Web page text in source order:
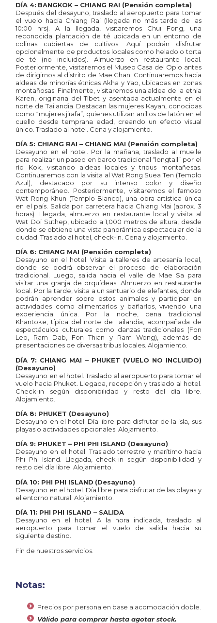
DÍA 4: BANGKOK – CHIANG RAI (Pensión completa)
Después del desayuno, traslado al aeropuerto para tomar
el vuelo hacia Chiang Rai (llegada no más tarde de las
10:00 hrs). A la llegada, visitaremos Chui Fong, una
reconocida plantación de té ubicada en un entorno de
colinas cubiertas de cultivos. Aquí podrán disfrutar
opcionalmente de productos locales como helado o torta
de té (no incluidos). Almuerzo en restaurante local.
Posteriormente, visitaremos el Museo Casa del Opio antes
de dirigirnos al distrito de Mae Chan. Continuaremos hacia
aldeas de minorías étnicas Akha y Yao, ubicadas en zonas
montañosas. Finalmente, visitaremos una aldea de la etnia
Karen, originaria del Tíbet y asentada actualmente en el
norte de Tailandia. Destacan las mujeres Kayan, conocidas
como “mujeres jirafa”, quienes utilizan anillos de latón en el
cuello desde temprana edad, creando un efecto visual
único. Traslado al hotel. Cena y alojamiento.
DÍA 5: CHIANG RAI – CHIANG MAI (Pensión completa)
Desayuno en el hotel. Por la mañana, traslado al muelle
para realizar un paseo en barco tradicional “longtail” por el
río Kok, visitando aldeas locales y tribus montañesas.
Continuaremos con la visita al Wat Rong Suea Ten (Templo
Azul), destacado por su intenso color y diseño
contemporáneo. Posteriormente, visitaremos el famoso
Wat Rong Khun (Templo Blanco), una obra artística única
en el país. Salida por carretera hacia Chiang Mai (aprox. 3
horas). Llegada, almuerzo en restaurante local y visita al
Wat Doi Suthep, ubicado a 1,000 metros de altura, desde
donde se obtiene una vista panorámica espectacular de la
ciudad. Traslado al hotel, check-in. Cena y alojamiento.
DÍA 6: CHIANG MAI (Pensión completa)
Desayuno en el hotel. Visita a talleres de artesanía local,
donde se podrá observar el proceso de elaboración
tradicional. Luego, salida hacia el valle de Mae Sa para
visitar una granja de orquídeas. Almuerzo en restaurante
local. Por la tarde, visita a un santuario de elefantes, donde
podrán aprender sobre estos animales y participar en
actividades como alimentarlos y bañarlos, viviendo una
experiencia única. Por la noche, cena tradicional
Khantoke, típica del norte de Tailandia, acompañada de
espectáculos culturales como danzas tradicionales (Fon
Lep, Ram Dab, Fon Thian y Ram Wong), además de
presentaciones de diversas tribus locales. Alojamiento.
DÍA 7: CHIANG MAI – PHUKET (VUELO NO INCLUIDO)
(Desayuno)
Desayuno en el hotel. Traslado al aeropuerto para tomar el
vuelo hacia Phuket. Llegada, recepción y traslado al hotel.
Check-in según disponibilidad y resto del día libre.
Alojamiento.
DÍA 8: PHUKET (Desayuno)
Desayuno en el hotel. Día libre para disfrutar de la isla, sus
playas o actividades opcionales. Alojamiento.
DÍA 9: PHUKET – PHI PHI ISLAND (Desayuno)
Desayuno en el hotel. Traslado terrestre y marítimo hacia
Phi Phi Island. Llegada, check-in según disponibilidad y
resto del día libre. Alojamiento.
DÍA 10: PHI PHI ISLAND (Desayuno)
Desayuno en el hotel. Día libre para disfrutar de las playas y
el entorno natural. Alojamiento.
DÍA 11: PHI PHI ISLAND – SALIDA
Desayuno en el hotel. A la hora indicada, traslado al
aeropuerto para tomar el vuelo de salida hacia su
siguiente destino.
Fin de nuestros servicios.
Notas:
Precios por persona en base a acomodación doble.
Válido para comprar hasta agotar stock.